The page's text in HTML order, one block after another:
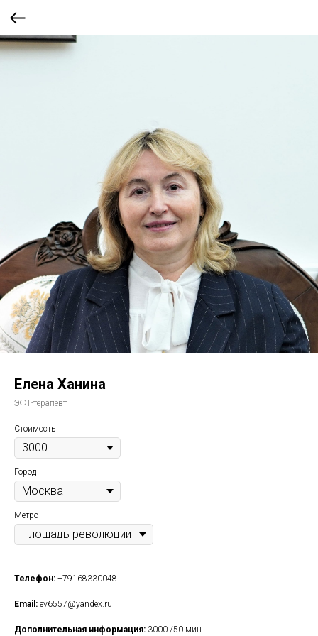
Елена Ханина
ЭФТ-терапевт
Стоимость
Город
Метро
Телефон: +79168330048
Email: ev6557@yandex.ru
Дополнительная информация: 3000 /50 мин.